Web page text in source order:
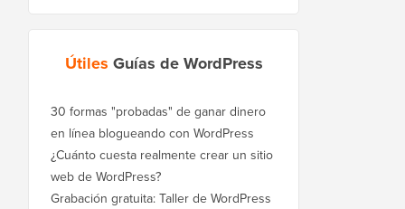
Útiles Guías de WordPress
30 formas "probadas" de ganar dinero
en línea blogueando con WordPress
¿Cuánto cuesta realmente crear un sitio
web de WordPress?
Grabación gratuita: Taller de WordPress